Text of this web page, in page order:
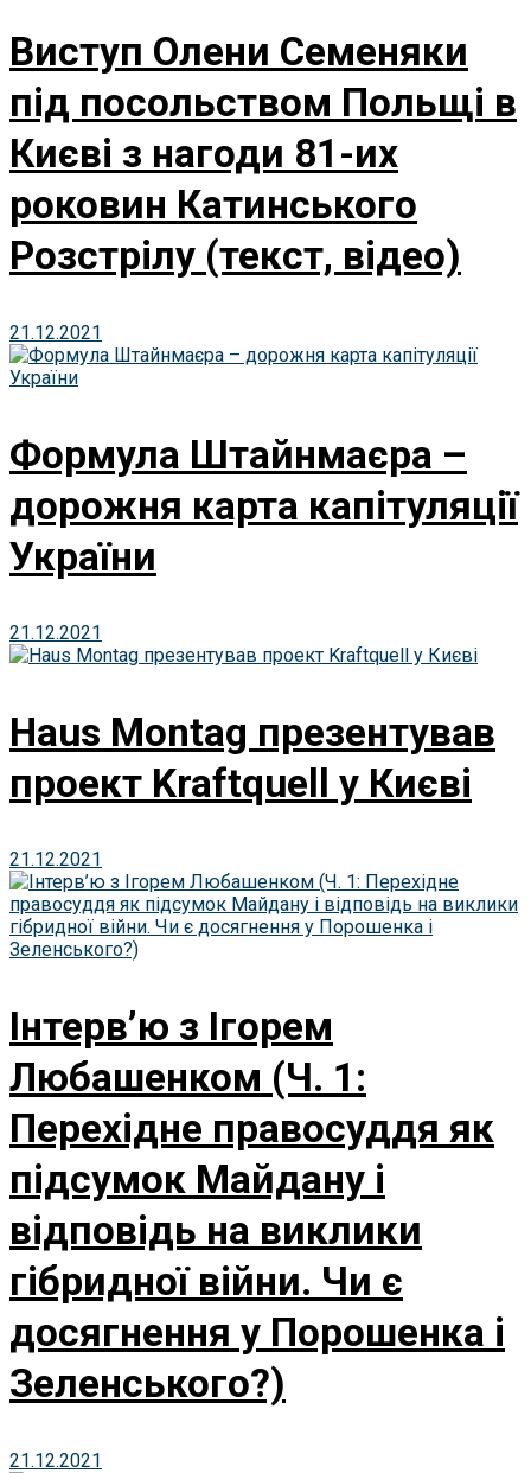
Виступ Олени Семеняки
під посольством Польщі в
Києві з нагоди 81-их
роковин Катинського
Розстрілу (текст, відео)
21.12.2021
Формула Штайнмаєра –
дорожня карта капітуляції
України
21.12.2021
Haus Montag презентував
проект Kraftquell у Києві
21.12.2021
Інтерв’ю з Ігорем
Любашенком (Ч. 1:
Перехідне правосуддя як
підсумок Майдану і
відповідь на виклики
гібридної війни. Чи є
досягнення у Порошенка і
Зеленського?)
21.12.2021